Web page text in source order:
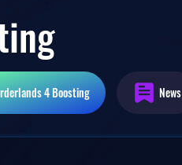
4Boosting News